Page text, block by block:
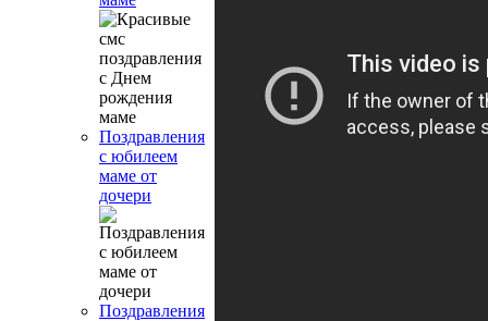
Поздравления
с юбилеем
маме от
дочери
Поздравления